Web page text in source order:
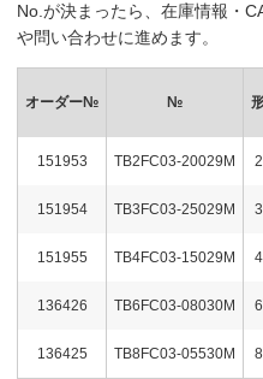
No.が決まったら、在庫情報・
や問い合わせに進めます。
オーダー№ №
151953 TB2FC03-20029M
151954 TB3FC03-25029M
151955 TB4FC03-15029M
136426 TB6FC03-08030M
136425 TB8FC03-05530M